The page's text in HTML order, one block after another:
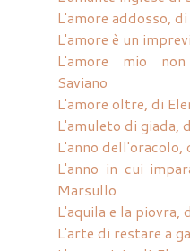
L'amore addosso,
L'amore è un
L'amore mio
Saviano
L'amore oltre, di
L'amuleto di giada,
L'anno dell'oracolo,
L'anno in cui
Marsullo
L'aquila e la piovra,
L'arte di restare a